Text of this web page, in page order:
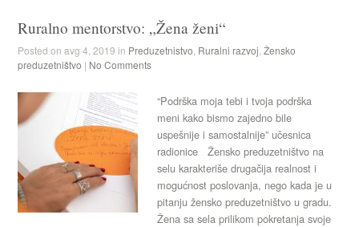
Ruralno mentorstvo: „Žena ženi“
Posted on avg 4, 2019 in Preduzetnistvo Ruralni razvoj Žensko
preduzetništvo | No Comments
“Podrška moja tebi i tvoja podrška
meni kako bismo zajedno bile
uspešnije i samostalnije” učesnica
radionice Žensko preduzetništvo na
selu karakteriše drugačija realnost i
mogućnost poslovanja, nego kada je u
pitanju žensko preduzetništvo u gradu.
Žena sa sela prilikom pokretanja svoje